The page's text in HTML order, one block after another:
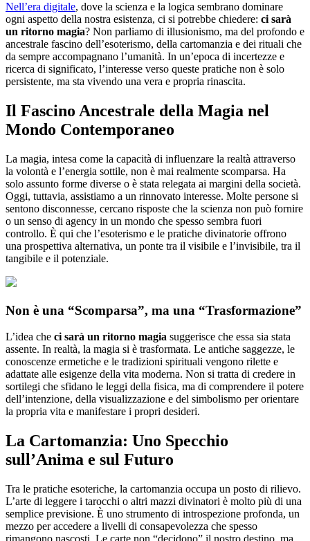
Nell’era digitale, dove la scienza e la logica sembrano dominare
ogni aspetto della nostra esistenza, ci si potrebbe chiedere: ci sarà
un ritorno magia? Non parliamo di illusionismo, ma del profondo e
ancestrale fascino dell’esoterismo, della cartomanzia e dei rituali che
da sempre accompagnano l’umanità. In un’epoca di incertezze e
ricerca di significato, l’interesse verso queste pratiche non è solo
persistente, ma sta vivendo una vera e propria rinascita.
Il Fascino Ancestrale della Magia nel
Mondo Contemporaneo
La magia, intesa come la capacità di influenzare la realtà attraverso
la volontà e l’energia sottile, non è mai realmente scomparsa. Ha
solo assunto forme diverse o è stata relegata ai margini della società.
Oggi, tuttavia, assistiamo a un rinnovato interesse. Molte persone si
sentono disconnesse, cercano risposte che la scienza non può fornire
o un senso di agency in un mondo che spesso sembra fuori
controllo. È qui che l’esoterismo e le pratiche divinatorie offrono
una prospettiva alternativa, un ponte tra il visibile e l’invisibile, tra il
tangibile e il potenziale.
Non è una “Scomparsa”, ma una “Trasformazione”
L’idea che ci sarà un ritorno magia suggerisce che essa sia stata
assente. In realtà, la magia si è trasformata. Le antiche saggezze, le
conoscenze ermetiche e le tradizioni spirituali vengono rilette e
adattate alle esigenze della vita moderna. Non si tratta di credere in
sortilegi che sfidano le leggi della fisica, ma di comprendere il potere
dell’intenzione, della visualizzazione e del simbolismo per orientare
la propria vita e manifestare i propri desideri.
La Cartomanzia: Uno Specchio
sull’Anima e sul Futuro
Tra le pratiche esoteriche, la cartomanzia occupa un posto di rilievo.
L’arte di leggere i tarocchi o altri mazzi divinatori è molto più di una
semplice previsione. È uno strumento di introspezione profonda, un
mezzo per accedere a livelli di consapevolezza che spesso